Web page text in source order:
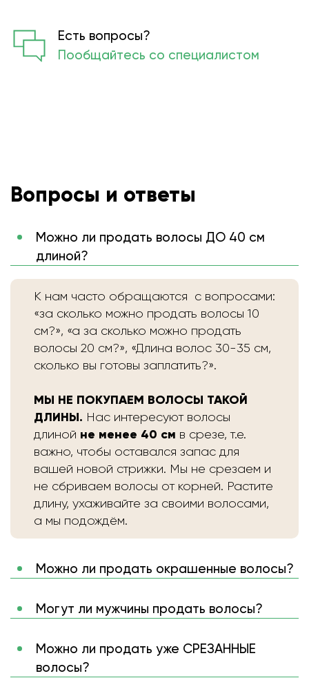
Есть вопросы?
Пообщайтесь со специалистом
Вопросы и ответы
Можно ли продать волосы ДО 40 см
длиной?
К нам часто обращаются с вопросами:
«за сколько можно продать волосы 10
см?», «а за сколько можно продать
волосы 20 см?», «Длина волос 30-35 см,
сколько вы готовы заплатить?».
МЫ НЕ ПОКУПАЕМ ВОЛОСЫ ТАКОЙ
ДЛИНЫ. Нас интересуют волосы
длиной не менее 40 см в срезе, т.е.
важно, чтобы оставался запас для
вашей новой стрижки. Мы не срезаем и
не сбриваем волосы от корней. Растите
длину, ухаживайте за своими волосами,
а мы подождём.
Можно ли продать окрашенные волосы?
Могут ли мужчины продать волосы?
Можно ли продать уже СРЕЗАННЫЕ
волосы?